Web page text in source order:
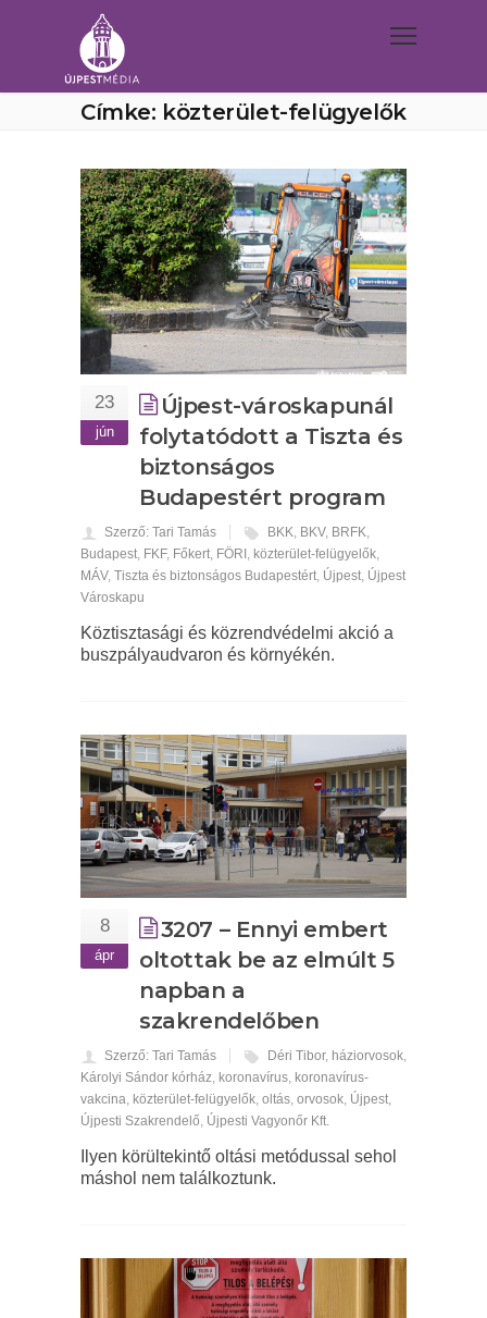
Címke: közterület-felügyelők
23
jún
Újpest-városkapunál
folytatódott a Tiszta és
biztonságos
Budapestért program
Szerző: Tari Tamás BKK, BKV, BRFK,
Budapest, FKF, Főkert, FÖRI , közterület-felügyelők,
MÁV, Tiszta és biztonságos Budapestért, Újpest, Újpest
Városkapu
Köztisztasági és közrendvédelmi akció a
buszpályaudvaron és környékén.
8
ápr
3207 – Ennyi embert
oltottak be az elmúlt 5
napban a
szakrendelőben
Szerző: Tari Tamás Déri Tibor, háziorvosok,
Károlyi Sándor kórház, koronavírus, koronavírus-
vakcina, közterület-felügyelők, oltás, orvosok, Újpest,
Újpesti Szakrendelő, Újpesti Vagyonőr Kft.
Ilyen körültekintő oltási metódussal sehol
máshol nem találkoztunk.